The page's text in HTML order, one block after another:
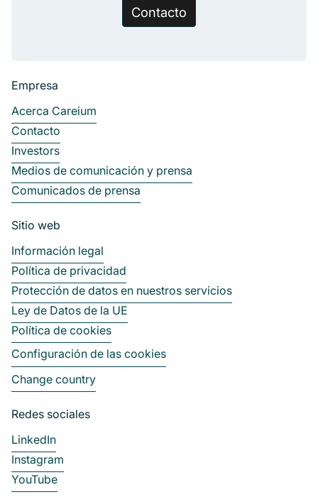
Empresa
Acerca Careium
Contacto
Investors
Medios de comunicación y prensa
Comunicados de prensa
Sitio web
Información legal
Política de privacidad
Protección de datos en nuestros servicios
Ley de Datos de la UE
Política de cookies
Configuración de las cookies
Change country
Redes sociales
LinkedIn
Instagram
YouTube
Contacto